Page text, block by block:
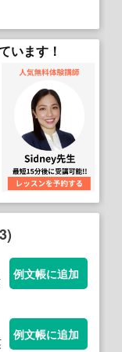
います！
例文帳に追加
例文帳に追加